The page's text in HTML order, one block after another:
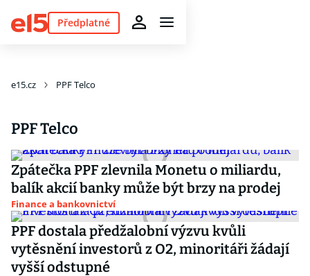
Předplatné
e15.cz PPF Telco
PPF Telco
Zpátečka PPF zlevnila Monetu o miliardu,
balík akcií banky může být brzy na prodej
Finance a bankovnictví
PPF dostala předžalobní výzvu kvůli
vytěsnění investorů z O2, minoritáři žádají
vyšší odstupné